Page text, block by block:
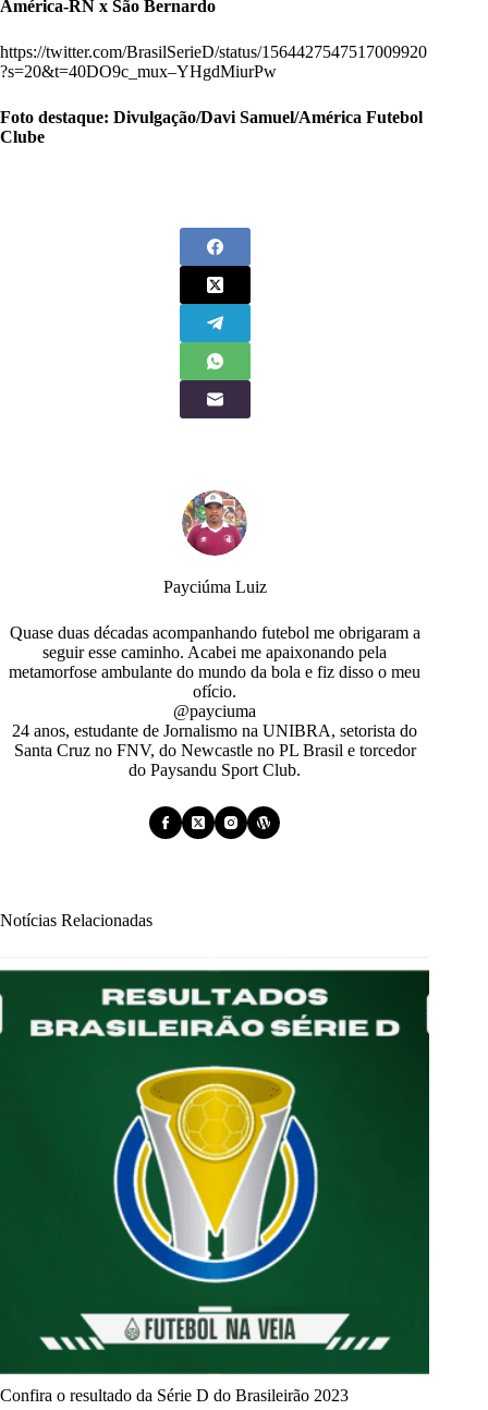
América-RN x São Bernardo
https://twitter.com/BrasilSerieD/status/1564427547517009920
?s=20&t=40DO9c_mux–YHgdMiurPw
Foto destaque: Divulgação/Davi Samuel/América Futebol
Clube
Payciúma Luiz
Quase duas décadas acompanhando futebol me obrigaram a
seguir esse caminho. Acabei me apaixonando pela
metamorfose ambulante do mundo da bola e fiz disso o meu
ofício.
@payciuma
24 anos, estudante de Jornalismo na UNIBRA, setorista do
Santa Cruz no FNV, do Newcastle no PL Brasil e torcedor
do Paysandu Sport Club.
Notícias Relacionadas
Confira o resultado da Série D do Brasileirão 2023